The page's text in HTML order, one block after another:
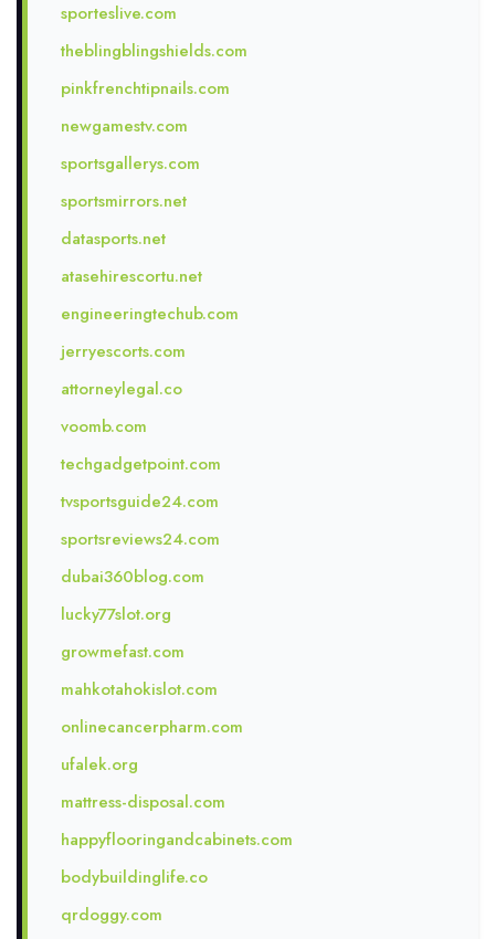
sporteslive.com
theblingblingshields.com
pinkfrenchtipnails.com
newgamestv.com
sportsgallerys.com
sportsmirrors.net
datasports.net
atasehirescortu.net
engineeringtechub.com
jerryescorts.com
attorneylegal.co
voomb.com
techgadgetpoint.com
tvsportsguide24.com
sportsreviews24.com
dubai360blog.com
lucky77slot.org
growmefast.com
mahkotahokislot.com
onlinecancerpharm.com
ufalek.org
mattress-disposal.com
happyflooringandcabinets.com
bodybuildinglife.co
qrdoggy.com